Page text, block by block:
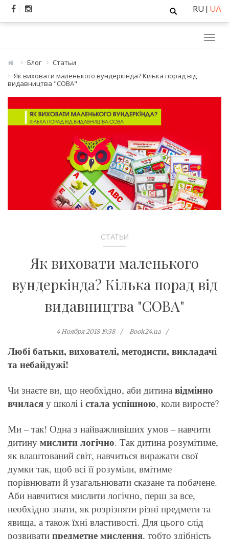
Skip
RU | UA
Поиск
Блог
Статьи
Як виховати маленького вундеркінда? Кілька порад від
видавництва "СОВА"
СТАТЬИ
Як виховати маленького
вундеркінда? Кілька порад від
видавництва "СОВА"
4 Ноября 2018 19:38 Book24.ua
Любі батьки, вихователі, методисти, викладачі
та небайдужі!
Чи знаєте ви, що необхідно, аби дитина відмінно
вчилася у школі і стала успішною, коли виросте?
Ми – так! Одна з найважливіших умов – навчити
дитину мислити логічно. Так дитина розумітиме,
як влаштований світ, навчиться виражати свої
думки так, щоб всі її розуміли, вмітиме
порівнювати й узагальнювати сказане та побачене.
Аби навчитися мислити логічно, перш за все,
необхідно знати, як розрізняти різні предмети та
явища, а також їхні властивості. Для цього слід
розвивати предметне мислення, тобто здібність